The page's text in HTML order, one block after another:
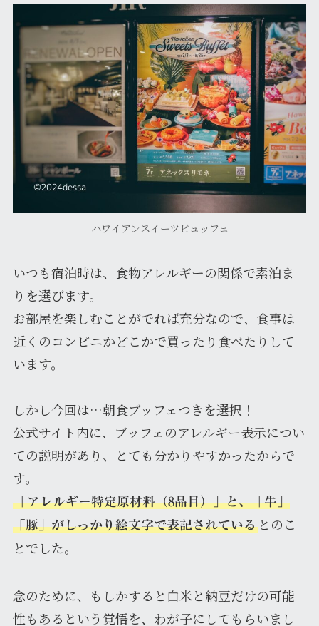
ハワイアンスイーツビュッフェ
いつも宿泊時は、食物アレルギーの関係で素泊ま
りを選びます。
お部屋を楽しむことがでれば充分なので、食事は
近くのコンビニかどこかで買ったり食べたりして
います。
しかし今回は…朝食ブッフェつきを選択！
公式サイト内に、ブッフェのアレルギー表示につい
ての説明があり、とても分かりやすかったからで
す。
「アレルギー特定原材料（8品目）」と、「牛」
「豚」がしっかり絵文字で表記されているとのこ
とでした。
念のために、もしかすると白米と納豆だけの可能
性もあるという覚悟を、わが子にしてもらいまし